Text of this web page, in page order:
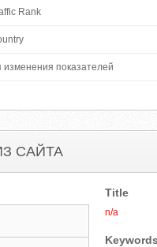
Rank
изменения показателей
САЙТА
Title
n/a
Keywords